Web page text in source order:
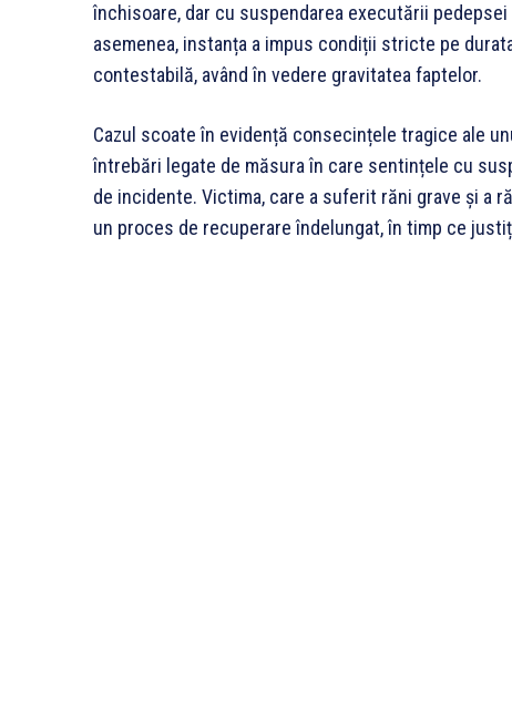
închisoare, dar cu suspendarea executării
asemenea, instanța a impus condiții stricte pe
contestabilă, având în vedere gravitatea faptelor.
Cazul scoate în evidență consecințele tragice ale
întrebări legate de măsura în care sentințele cu
de incidente. Victima, care a suferit răni grave și a
un proces de recuperare îndelungat, în timp ce